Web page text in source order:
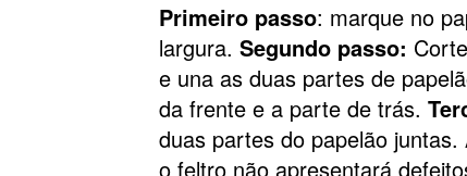
Primeiro passo: marque no
largura.Segundo passo:
e una as duas partes de
da frente e a parte de trás.
duas partes do papelão
o feltro não apresentará